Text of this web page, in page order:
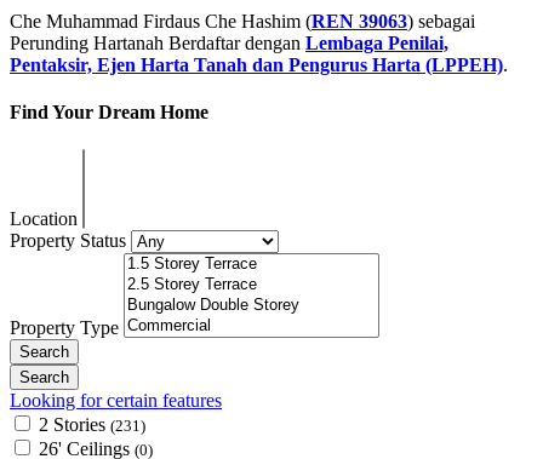
Che Muhammad Firdaus Che Hashim (REN 39063) sebagai
Perunding Hartanah Berdaftar dengan Lembaga Penilai,
Pentaksir, Ejen Harta Tanah dan Pengurus Harta (LPPEH).
Find Your Dream Home
Location
Property Status
Property Type
Looking for certain features
2 Stories (231)
26' Ceilings (0)